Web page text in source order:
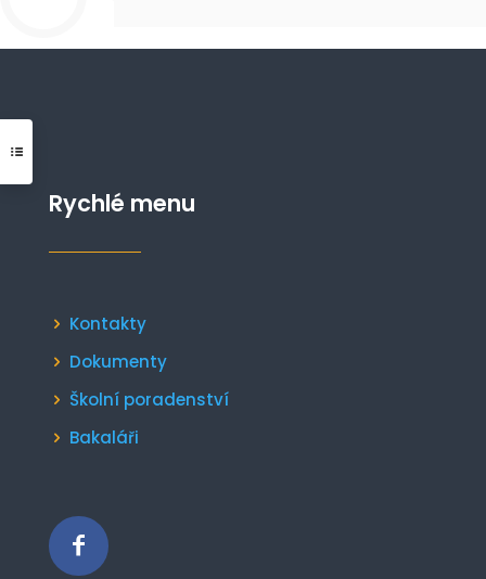
Rychlé menu
Kontakty
Dokumenty
Školní poradenství
Bakaláři